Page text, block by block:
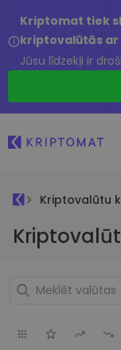
Kriptomat tiek
kriptovalūtās ar
Jūsu līdzekļi ir
Kriptovalūtu